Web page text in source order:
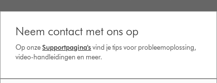
Neem contact met ons op
Op onzeSupportpagina'svind je tips voor probleemoplossing,
video-handleidingen en meer.